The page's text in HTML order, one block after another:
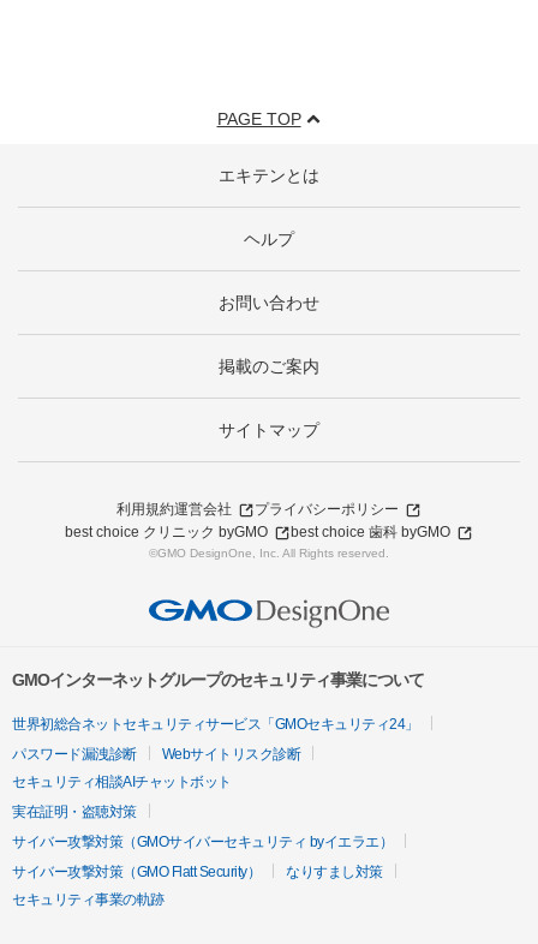
PAGE TOP
エキテンとは
ヘルプ
お問い合わせ
掲載のご案内
サイトマップ
利用規約運営会社
プライバシーポリシー
best choice クリニック byGMO
best choice 歯科 byGMO
©GMO DesignOne, Inc. All Rights reserved.
GMOインターネットグループのセキュリティ事業について
世界初総合ネットセキュリティサービス「GMOセキュリティ24」
パスワード漏洩診断
Webサイトリスク診断
セキュリティ相談AIチャットボット
実在証明・盗聴対策
サイバー攻撃対策（GMOサイバーセキュリティ byイエラエ）
サイバー攻撃対策（GMO Flatt Security）
なりすまし対策
セキュリティ事業の軌跡